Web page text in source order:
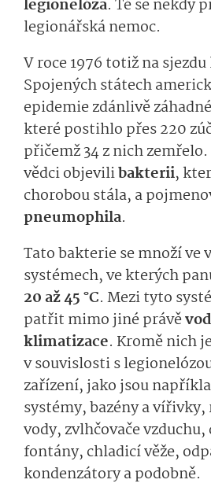
legionelóza. Té se někdy
legionářská nemoc.
V roce 1976 totiž na
Spojených státech
epidemie zdánlivě
které postihlo přes 220
přičemž 34 z nich
vědci objevilibakte­rii,
chorobou stála, a
pneumophila.
Tato bakterie se množí ve
systémech, ve kterých
20 až 45 °C. Mezi tyto
patřit mimo jiné právě
klimatizace. Kromě nich
v souvislosti s
zařízení, jako jsou
systémy, bazény a vířivky,
vody, zvlhčovače
fontány, chladicí věže,
kondenzátory a podobně.